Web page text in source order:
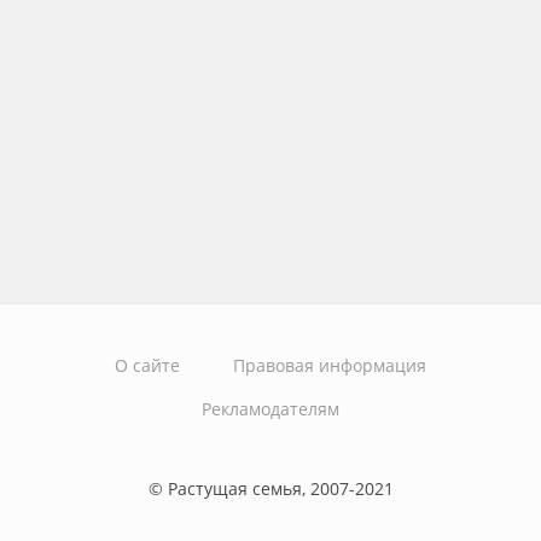
О сайте
Правовая информация
Рекламодателям
© Растущая семья, 2007-2021